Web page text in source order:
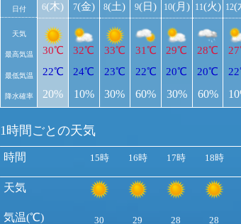
日付
天気
最高気温
最低気温
降水確率
6(木)
30℃
22℃
20%
7(金)
32℃
24℃
10%
8(土)
33℃
23℃
30%
9(日)
31℃
22℃
60%
10(月)
29℃
20℃
30%
11(火)
28℃
20℃
60%
12(
1時間ごとの天気
時間
天気
気温(℃)
15時 16時 17時 18時
30 29 28 28